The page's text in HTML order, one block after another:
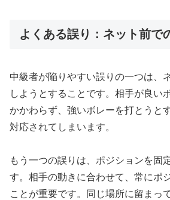
よくある誤り：ネット前で
中級者が陥りやすい誤りの一つは、
しようとすることです。相手が良い
かかわらず、強いボレーを打とうと
対応されてしまいます。
もう一つの誤りは、ポジションを固
す。相手の動きに合わせて、常にポ
ことが重要です。同じ場所に留まっ